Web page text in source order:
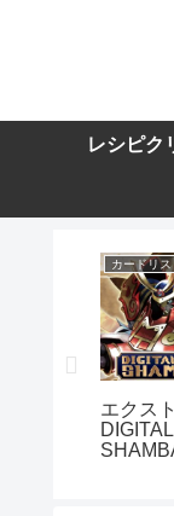
レシピク
カードリス
エクス